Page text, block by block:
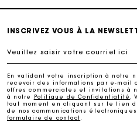
Livraison à domicile
Paiement
INSCRIVEZ VOUS À LA
Veuillez saisir votre courriel ici
En validant votre inscription à notre
recevoir des informations par e-mail
offres commerciales et invitations à
à notre
Politique de Confidentialité
.
tout moment en cliquant sur le lien
de nos communications
formulaire de contact